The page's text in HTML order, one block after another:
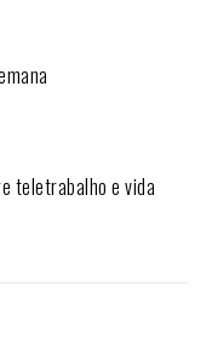
teletrabalho e vida